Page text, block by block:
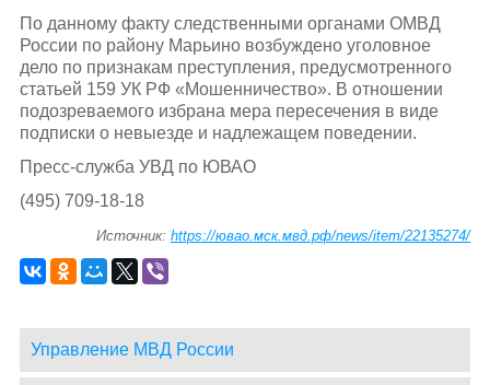
По данному факту следственными органами ОМВД
России по району Марьино возбуждено уголовное
дело по признакам преступления, предусмотренного
статьей 159 УК РФ «Мошенничество». В отношении
подозреваемого избрана мера пересечения в виде
подписки о невыезде и надлежащем поведении.
Пресс-служба УВД по ЮВАО
(495) 709-18-18
Источник:https://ювао.мск.мвд.рф/news/item/22135274/
Управление МВД России